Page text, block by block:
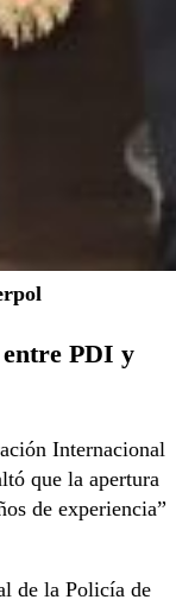
PDI y
Internacional
que la apertura
de experiencia”
de la Policía de